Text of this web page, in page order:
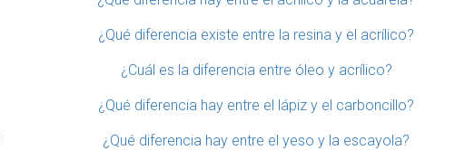
¿Qué diferencia existe entre la resina y el acrílico?
¿Cuál es la diferencia entre óleo y acrílico?
¿Qué diferencia hay entre el lápiz y el carboncillo?
¿Qué diferencia hay entre el yeso y la escayola?